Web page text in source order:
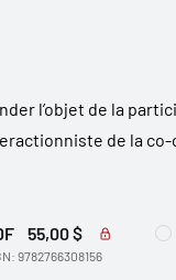
l’objet de la
de la
55,00 $
9782766308156